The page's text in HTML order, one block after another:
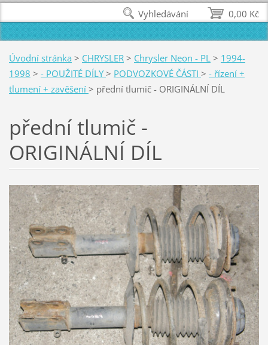
Úvodní stránka > CHRYSLER > Chrysler Neon - PL > 1994-
1998 > - POUŽITÉ DÍLY> PODVOZKOVÉ ČÁSTI > - řízení +
tlumení + zavěšení > přední tlumič - ORIGINÁLNÍ DÍL
přední tlumič -
ORIGINÁLNÍ DÍL
0,00 Kč
Vyhledávání